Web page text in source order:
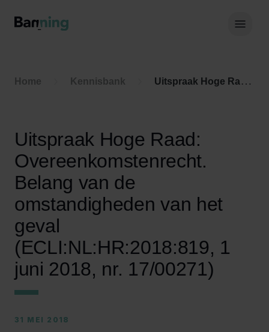
Home Kennisbank Uitspraak Hoge Raad: Overeenkomstenrecht. Belang van de omstandigheden van het geval (ECLI:NL:HR:2018:819, 1 juni 2018, nr. 17/00271)
Uitspraak Hoge Raad:
Overeenkomstenrecht.
Belang van de
omstandigheden van het
geval
(ECLI:NL:HR:2018:819, 1
juni 2018, nr. 17/00271)
31 MEI 2018